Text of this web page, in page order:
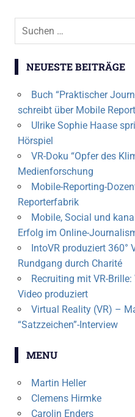
Virtual
Reality
WDR
Suchen
NEUESTE BEITRÄGE
Buch “Praktischer
schreibt über Mobile
Ulrike Sophie Haase
Hörspiel
VR-Doku “Opfer des
Medienforschung
Mobile-Reporting-
Reporterfabrik
Mobile, Social und
Erfolg im Online-
IntoVR produziert
Rundgang durch Charité
Recruiting mit VR-
Video produziert
Virtual Reality (VR) –
“Satzzeichen”-Interview
MENU
Martin Heller
Clemens Hirmke
Carolin Enders